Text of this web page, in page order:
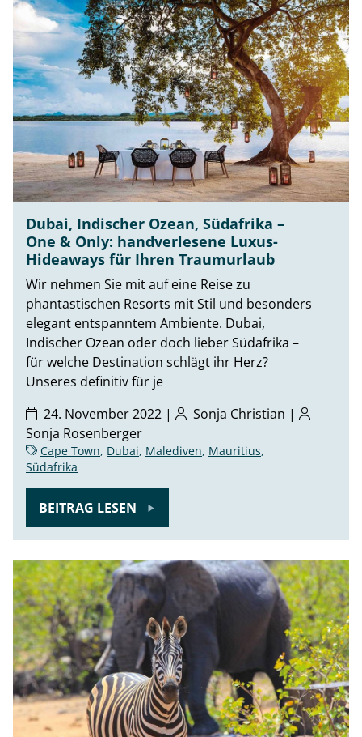
Dubai, Indischer Ozean, Südafrika –
One & Only: handverlesene Luxus-
Hideaways für Ihren Traumurlaub
Wir nehmen Sie mit auf eine Reise zu
phantastischen Resorts mit Stil und besonders
elegant entspanntem Ambiente. Dubai,
Indischer Ozean oder doch lieber Südafrika –
für welche Destination schlägt ihr Herz?
Unseres definitiv für je
24. November 2022 |
Sonja Christian |
Sonja Rosenberger
Cape Town, Dubai, Malediven, Mauritius,
Südafrika
BEITRAG LESEN